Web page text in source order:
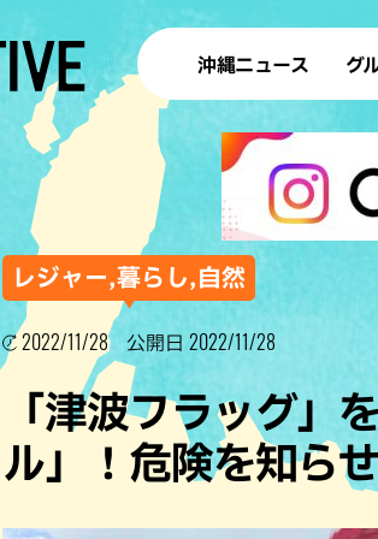
沖縄ニュース グ
ラ
テイ
すし
ステ
その他
レジャー,暮らし,自然
2022/11/28 公開日 2022/11/28
「津波フラッグ」
ル」！危険を知ら